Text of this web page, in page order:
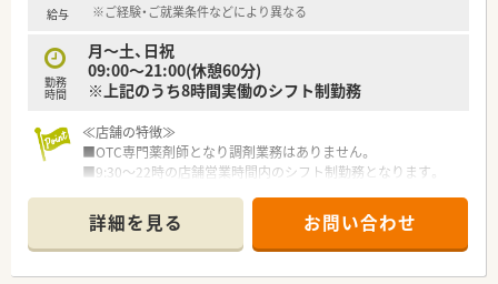
給与 ※ご経験・ご就業条件などにより異なる
勤務
時間
月～土、日祝
09:00～21:00(休憩60分)
※上記のうち8時間実働のシフト制勤務
≪店舗の特徴≫
■OTC専門薬剤師となり調剤業務はありません。
■9:30～22時の店舗営業時間内のシフト制勤務となります。
＜企業の特徴＞
■入社時に調剤コースかOTCコースを選択でき、それに応じた教
育プログラムを受講することができます。もちろん途中でコー
詳細を見る お問い合わせ